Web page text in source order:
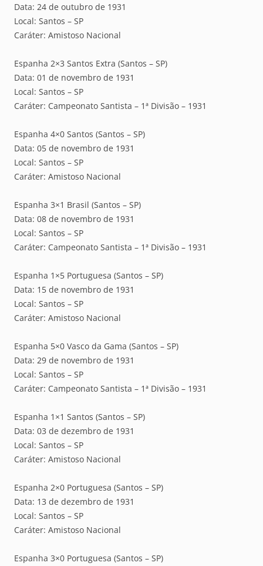
Data: 24 de outubro de 1931
Local: Santos – SP
Caráter: Amistoso Nacional
Espanha 2×3 Santos Extra (Santos – SP)
Data: 01 de novembro de 1931
Local: Santos – SP
Caráter: Campeonato Santista – 1ª Divisão – 1931
Espanha 4×0 Santos (Santos – SP)
Data: 05 de novembro de 1931
Local: Santos – SP
Caráter: Amistoso Nacional
Espanha 3×1 Brasil (Santos – SP)
Data: 08 de novembro de 1931
Local: Santos – SP
Caráter: Campeonato Santista – 1ª Divisão – 1931
Espanha 1×5 Portuguesa (Santos – SP)
Data: 15 de novembro de 1931
Local: Santos – SP
Caráter: Amistoso Nacional
Espanha 5×0 Vasco da Gama (Santos – SP)
Data: 29 de novembro de 1931
Local: Santos – SP
Caráter: Campeonato Santista – 1ª Divisão – 1931
Espanha 1×1 Santos (Santos – SP)
Data: 03 de dezembro de 1931
Local: Santos – SP
Caráter: Amistoso Nacional
Espanha 2×0 Portuguesa (Santos – SP)
Data: 13 de dezembro de 1931
Local: Santos – SP
Caráter: Amistoso Nacional
Espanha 3×0 Portuguesa (Santos – SP)